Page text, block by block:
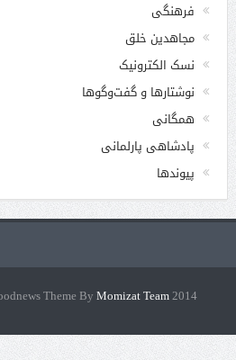
فرهنگی
مجاهدین خلق
نسک الکترونیک
نوشتارها و گفت‌وگوها
همگانی
پادشاهی پارلمانی
پیوندها
2014 Powered By Wordpress, Goodnews Theme By
Momizat Team